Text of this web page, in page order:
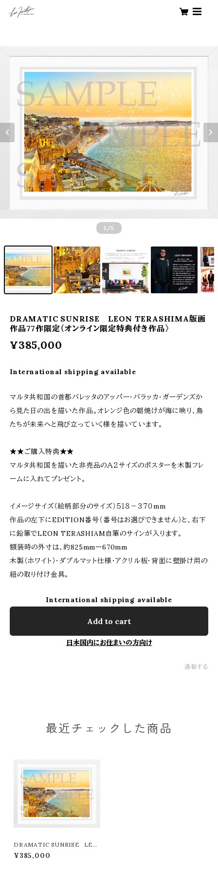
1 /5
DRAMATIC SUNRISE LEON TERASHIMA版画
作品77作限定（オンライン限定特典付き作品〉
¥385,000
International shipping available
マルタ共和国の首都バレッタのアッパー・バラッカ・ガーデンズか
ら見た日の出を描いた作品。オレンジ色の朝焼けが海に映り、鳥
たちが未来へと飛び立っていく様を描いています。
★★ご購入特典★★
マルタ共和国を描いた非売品のＡ２サイズのポスターを木製フレ
ームに入れてプレゼント。
イメージサイズ（絵柄部分のサイズ）５１８－３７０mm
作品の左下にEDITION番号（番号はお選びできません）と、右下
に鉛筆でLEON TERASHIAM自筆のサインが入ります。
額装時の外寸は、約825mmー670mm
木製（ホワイト）・ダブルマット仕様・アクリル板・背面に壁掛け用の
紐の取り付け金具。
International shipping available
Add to cart
日本国内にお住まいの方向け
通報する
最近チェックした商品
DRAMATIC SUNRISE LEO
N TERASHIMA版画作品77作
限定（オンライン限定特典付き作
¥385,000